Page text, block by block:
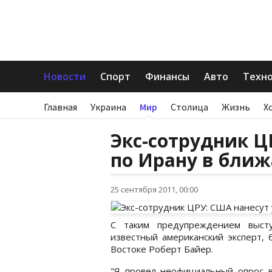
Новости Спорт Финансы Авто
Главная Украина Мир Столица Жизнь
Экс-сотрудник
по Ирану в
25 сентября 2011, 00:00
С таким предупреждением
известный американский
Востоке Роберт Байер.